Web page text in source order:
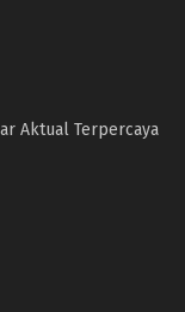
Aktual Terpercaya